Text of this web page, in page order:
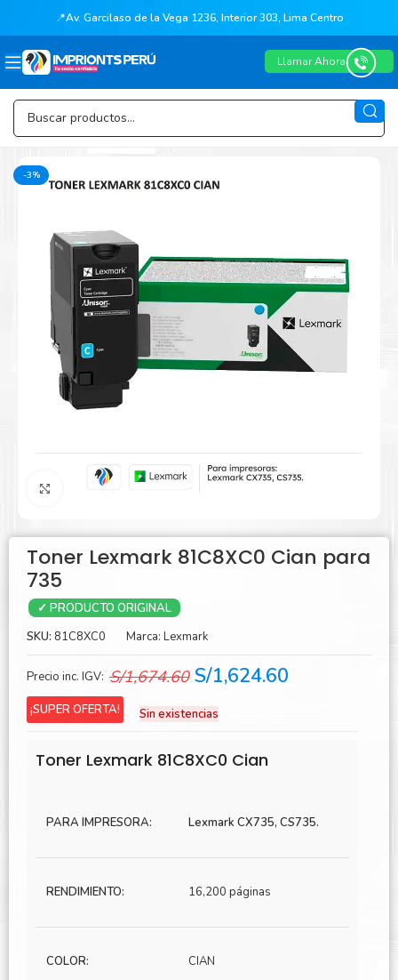
📍Av. Garcilaso de la Vega 1236, Interior 303, Lima Centro
Llamar Ahora
-3%
Agrandar
Toner Lexmark 81C8XC0 Cian para
735
✓ PRODUCTO ORIGINAL
SKU: 81C8XC0 Marca: Lexmark
Precio inc. IGV: S/1,674.60 El
original
S/1,674.60.
S/1,624.60
¡SUPER OFERTA! Sin existencias
Toner Lexmark 81C8XC0 Cian
PARA IMPRESORA: Lexmark CX735, CS735.
RENDIMIENTO: 16,200 páginas
COLOR: CIAN